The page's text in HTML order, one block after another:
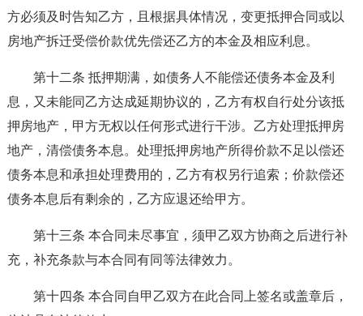
方必须及时告知乙方，且根据具体情况，变更抵押合同或以
房地产拆迁受偿价款优先偿还乙方的本金及相应利息。
第十二条 抵押期满，如债务人不能偿还债务本金及利
息，又未能同乙方达成延期协议的，乙方有权自行处分该抵
押房地产，甲方无权以任何形式进行干涉。乙方处理抵押房
地产，清偿债务本息。处理抵押房地产所得价款不足以偿还
债务本息和承担处理费用的，乙方有权另行追索；价款偿还
债务本息后有剩余的，乙方应退还给甲方。
第十三条 本合同未尽事宜，须甲乙双方协商之后进行补
充，补充条款与本合同有同等法律效力。
第十四条 本合同自甲乙双方在此合同上签名或盖章后，